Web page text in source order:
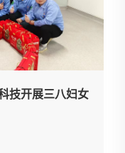
技开展三八妇女